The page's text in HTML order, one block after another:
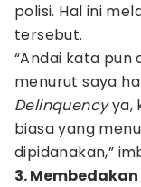
polisi. Hal ini
tersebut.
“Andai kata pun
menurut saya
Delinquencyya,
biasa yang
dipidanakan,”
3.